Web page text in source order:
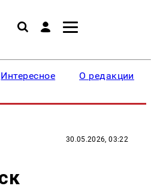
Интересное О редакции
30.05.2026, 03:22